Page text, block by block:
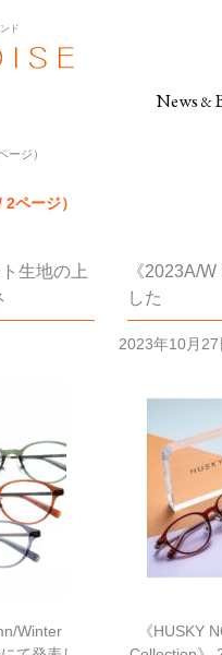
ド
News &
ージ）
ページ）
生地の上
Winter
《2023A/
した
2023年10月27
《HUSKY